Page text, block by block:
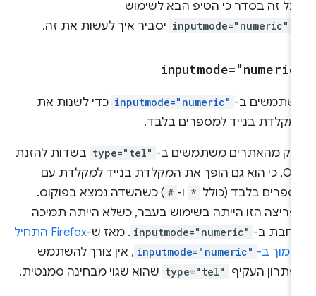
זה בסדר כי הטיפ הבא לשימוש
inputmode="numeric" יסביר איך לעשות את זה.
ב- inputmode="numeric" כדי לשנות את
בנייד למספרים בלבד.
מהאתרים משתמשים ב- type="tel" בשדות להזנת
OTP, כי הוא גם הופך את המקלדת בנייד למקלדת עם
בלבד (כולל * ו-
) כשהשדה נמצא בפוקוס.
הזו הייתה בשימוש בעבר, כשלא הייתה תמיכה
ב- inputmode="numeric" . מאז ש-
Firefox התחיל
ב- inputmode="numeric" , אין צורך להשתמש
העקיף type="tel" שהוא שגוי מבחינה סמנטית.